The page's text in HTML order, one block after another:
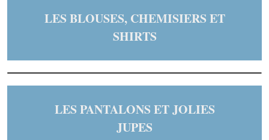
LES BLOUSES, CHEMISIERS ET
SHIRTS
LES PANTALONS ET JOLIES
JUPES